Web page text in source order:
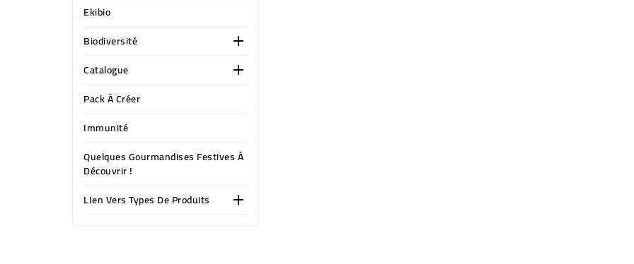
Ekibio
Biodiversité

Catalogue 
Pack À Créer
Immunité
Quelques Gourmandises Festives À
Découvrir !
LIen Vers Types De Produits
